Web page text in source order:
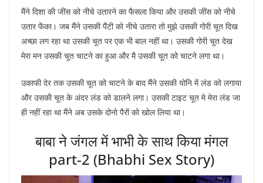
मैंने दिशा की जींस को नीचे उतारने का फैसला किया और उसकी जींस को नीचे
उतार फेंका। जब मैंने उसकी पैंटी को नीचे उतारा तो मुझे उसकी गोरी चूत दिख
अच्छा लग रहा था उसकी चूत पर एक भी बाल नहीं था। उसकी गोरी चूत देख
मेरा मन उसकी चूत चाटने का हुआ और मै उसकी चूत को चाटने लगा था।
उकाफी देर तक उसकी चूत को चाटने के बाद मैंने उसकी योनि में लंड को लगाया
और उसकी चूत के अंदर लंड को डालने लगा। उसकी टाइट चूत मे मेरा लंड जा
ही नहीं रहा था मैंने अब उसके दोनो पैरों को खोल लिया था।
बाबा ने जंगल में भाभी के साथ किया मंगल
part-2 (Bhabhi Sex Story)